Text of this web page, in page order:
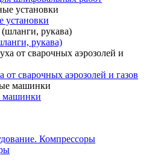
установки
рукава)
от сварочных аэрозолей и газов
машинки
Компрессоры